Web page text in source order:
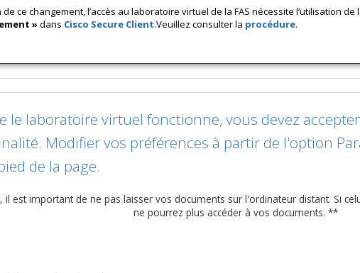
de ce changement, l’accès au laboratoire virtuel de la FAS nécessite l’utilisation de
» dans Cisco Secure Client.Veuillez consulter la procédure.
le laboratoire virtuel fonctionne, vous devez
Modifier vos préférences à partir de l'option
de la page.
il est important de ne pas laisser vos documents sur l'ordinateur distant. Si
ne pourrez plus accéder à vos documents. **